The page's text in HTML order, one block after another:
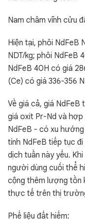
Nam châm vĩnh cửu
Hiện tại, phôi NdFeB
NDT/kg; phôi NdFeB
NdFeB 40H có giá
(Ce) có giá 336-356
Về giá cả, giá NdFeB
giá oxit Pr-Nd và hợp
NdFeB - có xu
tính NdFeB tiếp tục
dịch tuần này yếu.
người dùng cuối thể
cộng thêm lượng tồn
thực tế trên thị
Phế liệu đất hiếm: